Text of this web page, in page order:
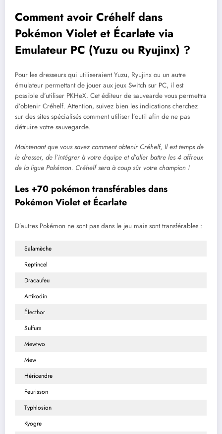
Comment avoir Créhelf dans
Pokémon Violet et Écarlate via
Emulateur PC (Yuzu ou Ryujinx) ?
Pour les dresseurs qui utiliseraient Yuzu, Ryujinx ou un autre
émulateur permettant de jouer aux jeux Switch sur PC, il est
possible d’utiliser PKHeX. Cet éditeur de sauvearde vous permettra
d’obtenir Créhelf. Attention, suivez bien les indications cherchez
sur des sites spécialisés comment utiliser l’outil afin de ne pas
détruire votre sauvegarde.
Maintenant que vous savez comment obtenir Créhelf, Il est temps de
le dresser, de l’intégrer à votre équipe et d’aller battre les 4 affreux
de la ligue Pokémon. Créhelf sera à coup sûr votre champion !
Les +70 pokémon transférables dans
Pokémon Violet et Écarlate
D’autres Pokémon ne sont pas dans le jeu mais sont transférables :
Salamèche
Reptincel
Dracaufeu
Artikodin
Électhor
Sulfura
Mewtwo
Mew
Héricendre
Feurisson
Typhlosion
Kyogre